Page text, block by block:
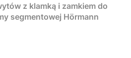
z klamką i zamkiem do
segmentowej Hörmann